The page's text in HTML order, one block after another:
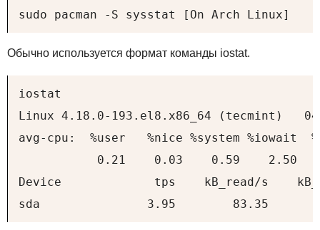
sudo pacman -S sysstat [On Arch Linux]
Обычно используется формат команды iostat.
iostat
Linux 4.18.0-193.el8.x86_64 (tecmint)
avg-cpu:  %user   %nice %system %iowait
0.21    0.03    0.59    2.50
Device             tps    kB_read/s
sda               3.95        83.35